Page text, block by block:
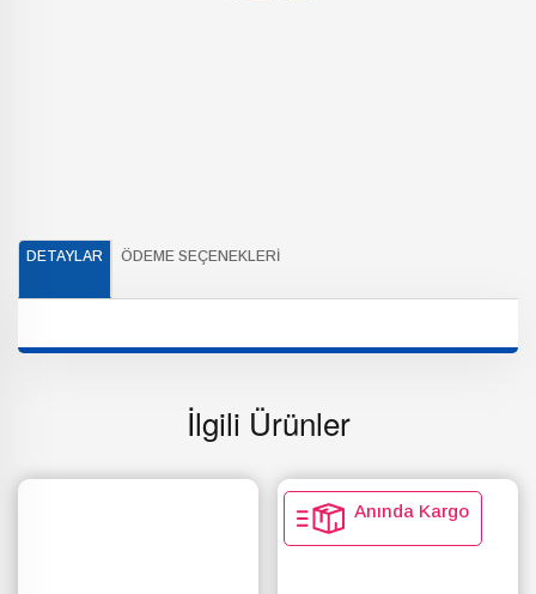
DETAYLAR ÖDEME SEÇENEKLERI
İlgili Ürünler
Anında Kargo